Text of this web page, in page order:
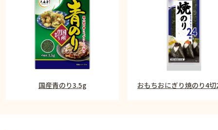
国産青のり3.5g おもちおにぎり焼のり4